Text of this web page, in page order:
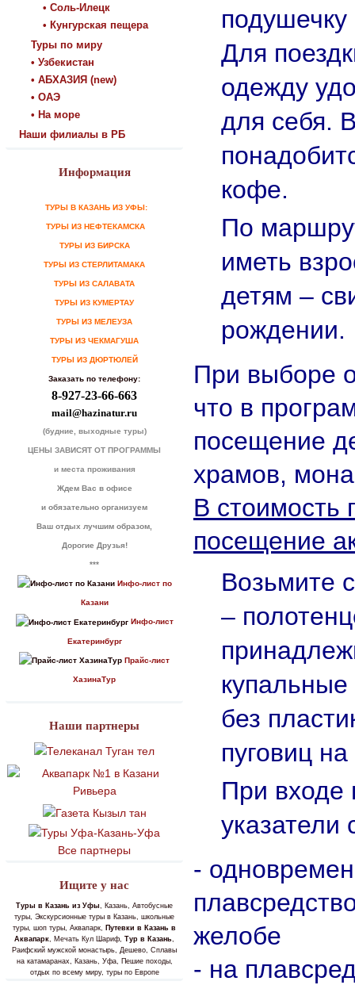
• Соль-Илецк
• Кунгурская пещера
Туры по миру
• Узбекистан
• АБХАЗИЯ (new)
• ОАЭ
• На море
Наши филиалы в РБ
Информация
ТУРЫ В КАЗАНЬ ИЗ УФЫ:
ТУРЫ ИЗ НЕФТЕКАМСКА
ТУРЫ ИЗ БИРСКА
ТУРЫ ИЗ СТЕРЛИТАМАКА
ТУРЫ ИЗ САЛАВАТА
ТУРЫ ИЗ КУМЕРТАУ
ТУРЫ ИЗ МЕЛЕУЗА
ТУРЫ ИЗ ЧЕКМАГУША
ТУРЫ ИЗ ДЮРТЮЛЕЙ
Заказать по телефону:
8-927-23-66-663
mail@hazinatur.ru
(будние, выходные туры)
ЦЕНЫ ЗАВИСЯТ ОТ ПРОГРАММЫ
и места проживания
Ждем Вас в офисе
и обязательно организуем
Ваш отдых лучшим образом,
Дорогие Друзья!
***
Инфо-лист по
Казани
Инфо-лист
Екатеринбург
Прайс-лист
ХазинаТур
Наши партнеры
Все партнеры
Ищите у нас
Туры в Казань из Уфы, Казань, Автобусные
туры, Экскурсионные туры в Казань, школьные
туры, шоп туры, Аквапарк, Путевки в Казань в
Аквапарк, Мечать Кул Шариф, Тур в Казань,
Раифский мужской монастырь, Дешево, Сплавы
на катамаранах, Казань, Уфа, Пешие походы,
отдых по всему миру, туры по Европе
подушечку
Для
одежду
для себя.
кофе.
По
иметь
детям –
рождении.
При выборе
что в
посещение
храмов,
В стоимость
посещение
Возьмите
–
без
пуговиц
При входе
указатели
-
желобе
- на